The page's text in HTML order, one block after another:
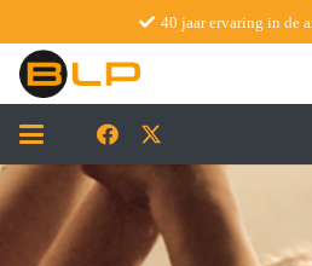
40 jaar ervaring in de